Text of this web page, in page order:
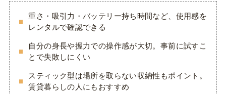
重さ・吸引力・バッテリー持ち時間など、使用感を
レンタルで確認できる
自分の身長や握力での操作感が大切。事前に試すこ
とで失敗しにくい
スティック型は場所を取らない収納性もポイント。
賃貸暮らしの人にもおすすめ